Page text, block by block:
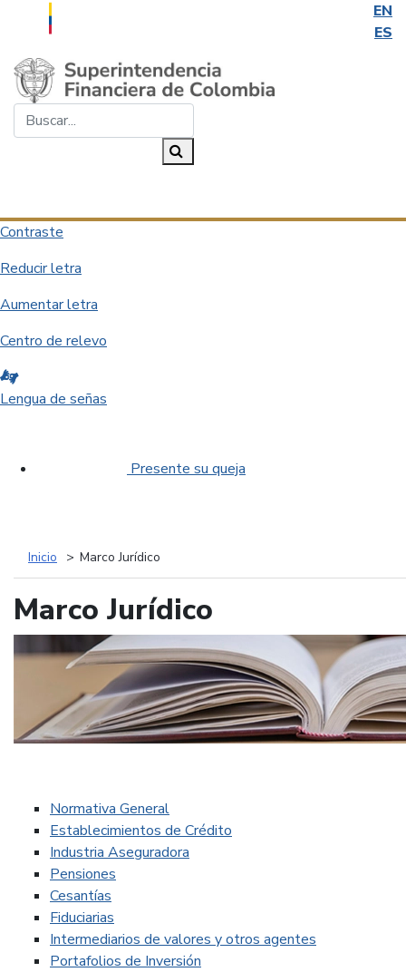
EN
ES
Saltar al contenido principal
Contraste
Reducir letra
Aumentar letra
Centro de relevo
Lengua de señas
Presente su queja
Inicio Marco Jurídico
Marco Jurídico
Normativa General
Establecimientos de Crédito
Industria Aseguradora
Pensiones
Cesantías
Fiduciarias
Intermediarios de valores y otros agentes
Portafolios de Inversión